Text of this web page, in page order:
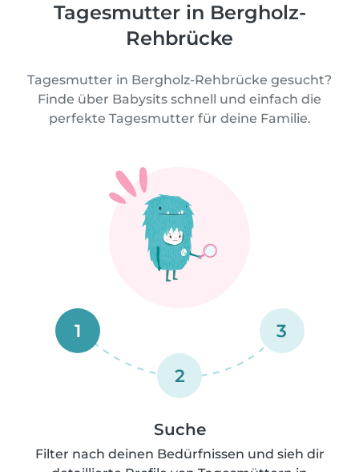
Tagesmutter in Bergholz-
Rehbrücke
Tagesmutter in Bergholz-Rehbrücke gesucht?
Finde über Babysits schnell und einfach die
perfekte Tagesmutter für deine Familie.
1
2
3
Suche
Filter nach deinen Bedürfnissen und sieh dir